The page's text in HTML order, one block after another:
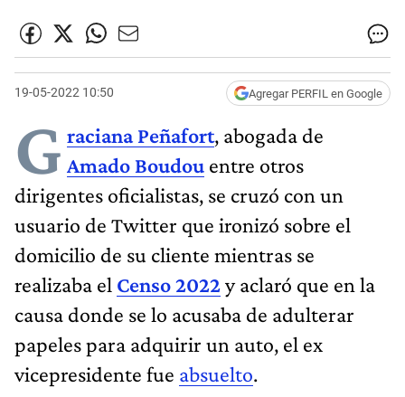
19-05-2022 10:50 Agregar PERFIL en Google
G raciana Peñafort, abogada de
Amado Boudou entre otros
dirigentes oficialistas, se cruzó con un
usuario de Twitter que ironizó sobre el
domicilio de su cliente mientras se
realizaba el Censo 2022y aclaró que en la
causa donde se lo acusaba de adulterar
papeles para adquirir un auto, el ex
vicepresidente fue absuelto.